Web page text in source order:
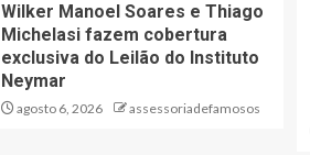
Wilker Manoel Soares e Thiago
Michelasi fazem cobertura
exclusiva do Leilão do Instituto
Neymar
agosto 6, 2026 assessoriadefamosos